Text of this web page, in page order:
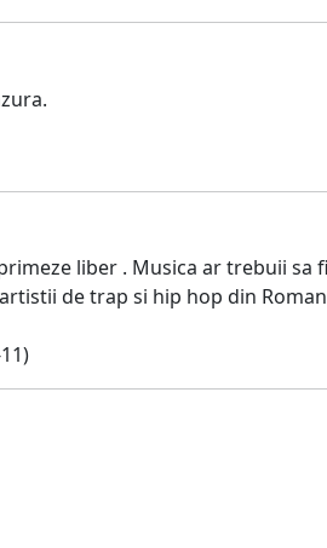
liber . Musica ar trebuii sa
de trap si hip hop din